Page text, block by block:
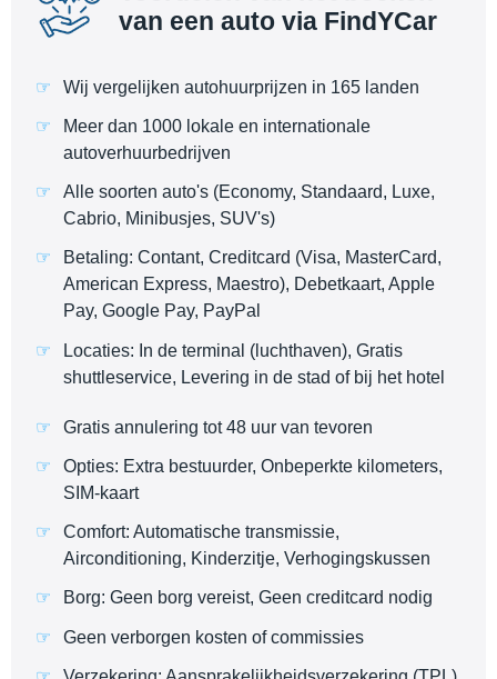
van een auto via FindYCar
Wij vergelijken autohuurprijzen in 165 landen
Meer dan 1000 lokale en internationale
autoverhuurbedrijven
Alle soorten auto's (Economy, Standaard, Luxe,
Cabrio, Minibusjes, SUV's)
Betaling: Contant, Creditcard (Visa, MasterCard,
American Express, Maestro), Debetkaart, Apple
Pay, Google Pay, PayPal
Locaties: In de terminal (luchthaven), Gratis
shuttleservice, Levering in de stad of bij het hotel
Gratis annulering tot 48 uur van tevoren
Opties: Extra bestuurder, Onbeperkte kilometers,
SIM-kaart
Comfort: Automatische transmissie,
Airconditioning, Kinderzitje, Verhogingskussen
Borg: Geen borg vereist, Geen creditcard nodig
Geen verborgen kosten of commissies